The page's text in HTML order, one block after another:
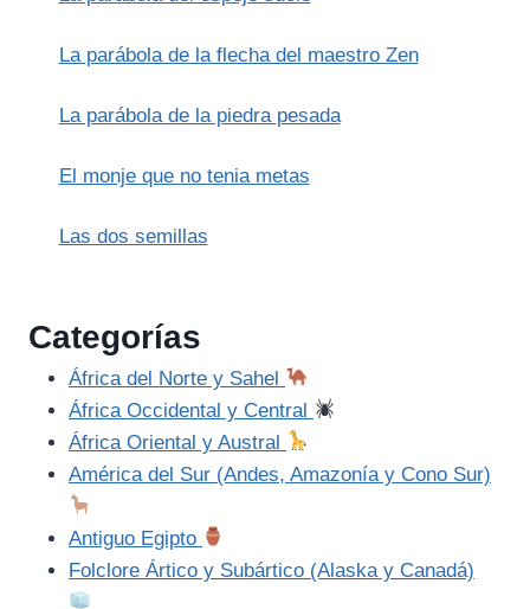
Y
La parábola de la flecha del maestro Zen
La parábola de la piedra pesada
El monje que no tenia metas
Las dos semillas
Categorías
África del Norte y Sahel
África Occidental y Central
África Oriental y Austral
América del Sur (Andes, Amazonía y Cono Sur)
Antiguo Egipto
Folclore Ártico y Subártico (Alaska y Canadá)